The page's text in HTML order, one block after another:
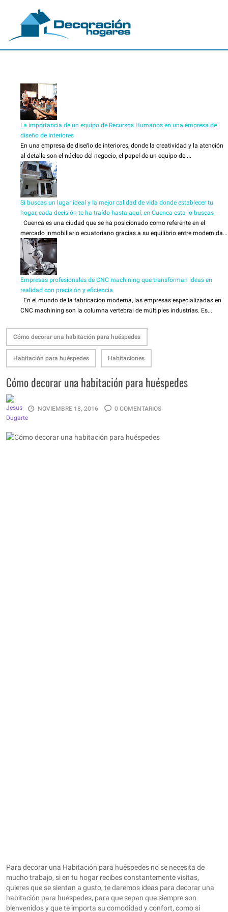
La importancia de un equipo de Recursos Humanos en una empresa de
diseño de interiores
En una empresa de diseño de interiores, donde la creatividad y la atención
al detalle son el núcleo del negocio, el papel de un equipo de ...
Si buscas un lugar ideal y la mejor calidad de vida donde establecer tu
hogar, cada decisión te ha traído hasta aquí, en Cuenca esta lo buscas
Cuenca es una ciudad que se ha posicionado como referente en el
mercado inmobiliario ecuatoriano gracias a su equilibrio entre modernida...
Empresas profesionales de CNC machining que transforman ideas en
realidad con precisión y eficiencia
En el mundo de la fabricación moderna, las empresas especializadas en
CNC machining son la columna vertebral de múltiples industrias. Es...
Cómo decorar una habitación para huéspedes
Habitación para huéspedes Habitaciones
Cómo decorar una habitación para huéspedes
NOVIEMBRE 18, 2016 0 COMENTARIOS
Para decorar una Habitación para huéspedes no se necesita de
mucho trabajo, si en tu hogar recibes constantemente visitas,
quieres que se sientan a gusto, te daremos ideas para decorar una
habitación para huéspedes, para que sepan que siempre son
bienvenidos y que te importa su comodidad y confort, como si